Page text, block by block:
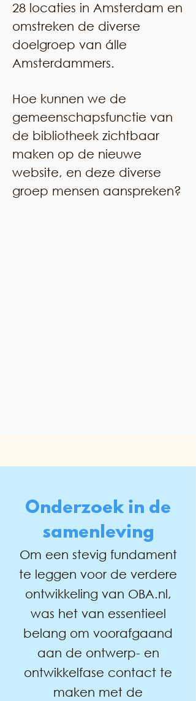
28 locaties in Amsterdam en
omstreken de diverse
doelgroep van álle
Amsterdammers.
Hoe kunnen we de
gemeenschapsfunctie van
de bibliotheek zichtbaar
maken op de nieuwe
website, en deze diverse
groep mensen aanspreken?
Onderzoek in de
samenleving
Om een stevig fundament
te leggen voor de verdere
ontwikkeling van OBA.nl,
was het van essentieel
belang om voorafgaand
aan de ontwerp- en
ontwikkelfase contact te
maken met de